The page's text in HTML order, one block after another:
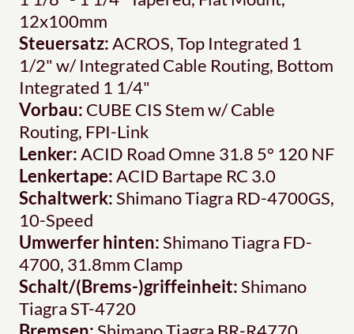
12x100mm
Steuersatz:ACROS, Top Integrated 1
1/2" w/ Integrated Cable Routing, Bottom
Integrated 1 1/4"
Vorbau: CUBE CIS Stem w/ Cable
Routing, FPI-Link
Lenker:ACID Road Omne 31.8 5° 120 NF
Lenkertape:ACID Bartape RC 3.0
Schaltwerk:Shimano Tiagra RD-4700GS,
10-Speed
Umwerfer hinten:Shimano Tiagra FD-
4700, 31.8mm Clamp
Schalt/(Brems-)griffeinheit:Shimano
Tiagra ST-4720